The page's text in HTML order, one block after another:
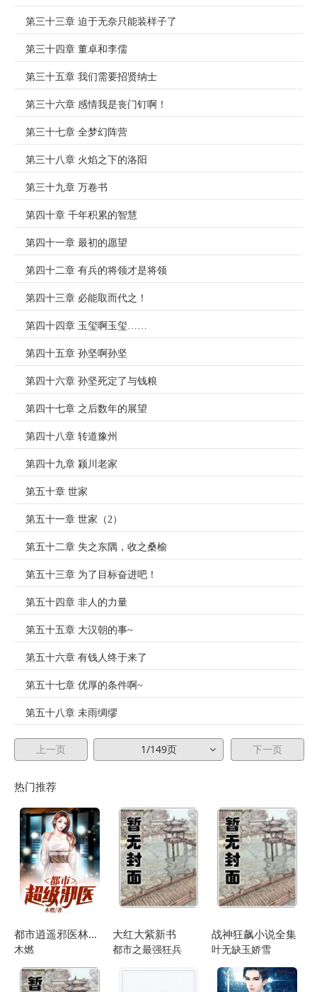
第三十三章 迫于无奈只能装样子了
第三十四章 董卓和李儒
第三十五章 我们需要招贤纳士
第三十六章 感情我是丧门钉啊！
第三十七章 全梦幻阵营
第三十八章 火焰之下的洛阳
第三十九章 万卷书
第四十章 千年积累的智慧
第四十一章 最初的愿望
第四十二章 有兵的将领才是将领
第四十三章 必能取而代之！
第四十四章 玉玺啊玉玺……
第四十五章 孙坚啊孙坚
第四十六章 孙坚死定了与钱粮
第四十七章 之后数年的展望
第四十八章 转道豫州
第四十九章 颍川老家
第五十章 世家
第五十一章 世家（2）
第五十二章 失之东隅，收之桑榆
第五十三章 为了目标奋进吧！
第五十四章 非人的力量
第五十五章 大汉朝的事~
第五十六章 有钱人终于来了
第五十七章 优厚的条件啊~
第五十八章 未雨绸缪
第五十九章 泰山贼攻略
第六十二章 左口袋钱揣到右口袋计划
第六十三章 这段时间的倒霉事
第六十四章 时来运转什么的……
第六十五章 各自的思量
第六十六章 糜子仲，鲁子敬
第六十八章 狂人的做法
上一页 1/149页 下一页
热门推荐
都市逍遥邪医林辰苏夕然
木燃
大红大紫新书
都市之最强狂兵
战神狂飙小说全集
叶无缺玉娇雪